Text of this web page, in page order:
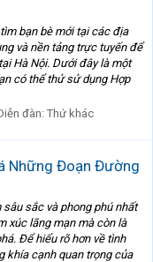
bạn bè mới tại các địa
và nền tảng trực tuyến để
Hà Nội. Dưới đây là một
có thể thử sử dụng Hợp
đàn:Thứ khác
Những Đoạn Đường
sắc và phong phú nhất
xúc lãng mạn mà còn là
Để hiểu rõ hơn về tình
khía cạnh quan trọng của